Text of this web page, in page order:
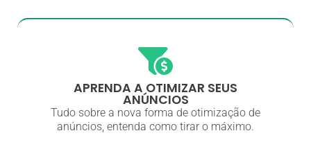
APRENDA A OTIMIZAR SEUS
ANÚNCIOS
Tudo sobre a nova forma de otimização de
anúncios, entenda como tirar o máximo.